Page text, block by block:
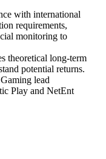
with international
requirements,
monitoring to
theoretical long-term
potential returns.
lead
Play and NetEnt